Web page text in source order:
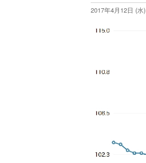
2017年4月12日 (水)